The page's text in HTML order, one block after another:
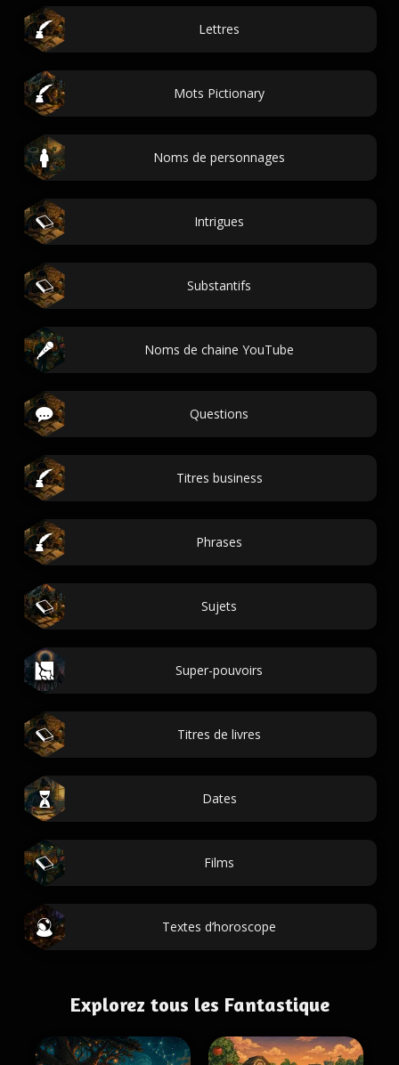
Lettres
Mots Pictionary
Noms de personnages
Intrigues
Substantifs
Noms de chaine YouTube
Questions
Titres business
Phrases
Sujets
Super-pouvoirs
Titres de livres
Dates
Films
Textes d’horoscope
Explorez tous les Fantastique